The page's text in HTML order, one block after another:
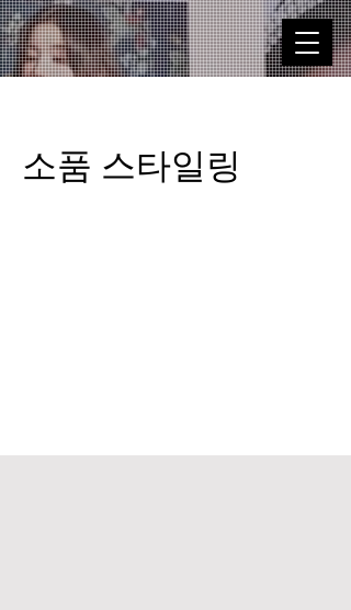
소품 스타일링